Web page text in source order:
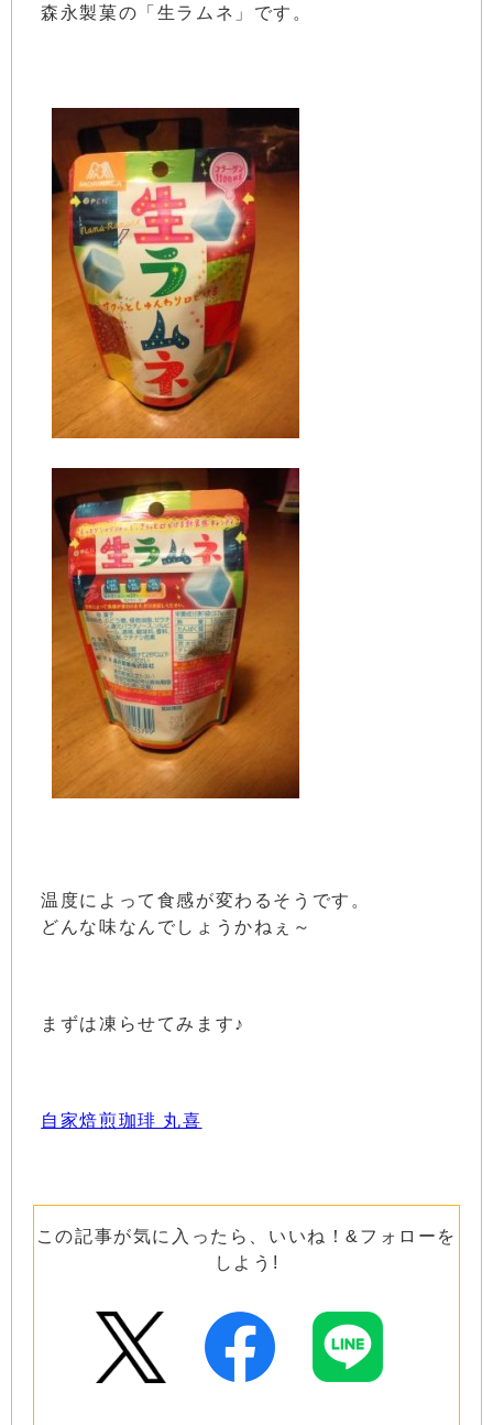
森永製菓の「生ラムネ」です。
温度によって食感が変わるそうです。
どんな味なんでしょうかねぇ～
まずは凍らせてみます♪
自家焙煎珈琲 丸喜
この記事が気に入ったら、いいね！&フォローを
しよう!